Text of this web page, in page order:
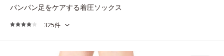
パンパン足をケアする着圧ソックス
325件